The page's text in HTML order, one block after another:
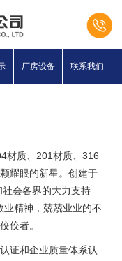
厂房设备 联系我们
材质、201材质、316
耀眼的新星。创建于
会各界的大力支持
业精神，兢兢业业的不
佼者。
证和企业质量体系认